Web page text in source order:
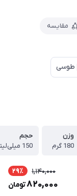
مقایسه
طوسی
وزن
180 گرم
حجم
150 میلی‌لیتر
1,140,000 29٪
820,000تومان